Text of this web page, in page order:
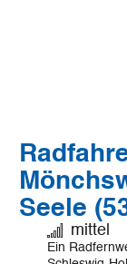
Seele
mittel
Ein
Mehr
erfahren